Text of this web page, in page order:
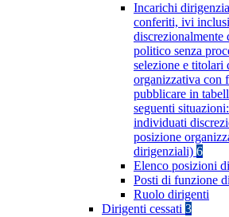
Incarichi
conferiti, ivi
politico senza
selezione e titolari
organizzativa con
pubblicare in
seguenti
individuati
posizione
dirigenziali) 6
Elenco posizioni
Posti di funzione
Ruolo dirigenti
Dirigenti cessati 3